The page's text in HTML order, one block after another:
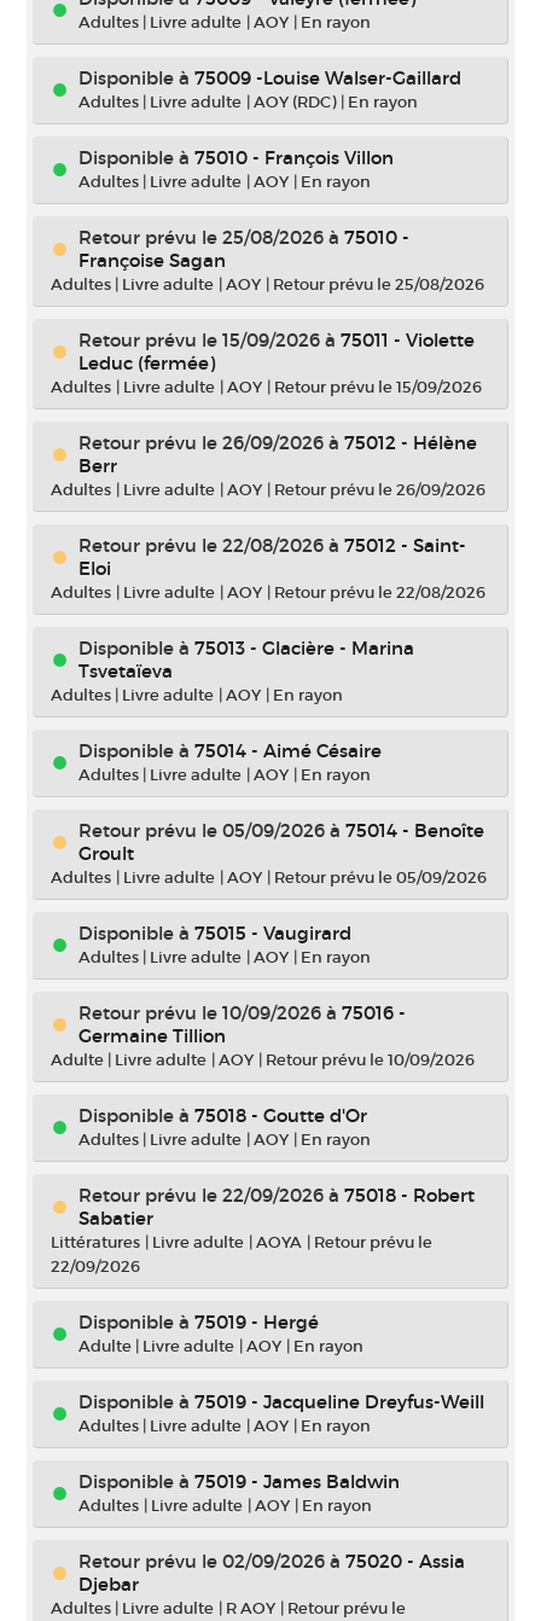
Adultes | Livre adulte |AOY | En rayon
Disponible à 75009 -Louise Walser-Gaillard
Adultes | Livre adulte |AOY (RDC) | En rayon
Disponible à 75010 - François Villon
Adultes | Livre adulte |AOY | En rayon
Retour prévu le 25/08/2026 à 75010 -
Françoise Sagan
Adultes | Livre adulte |AOY | Retour prévu le 25/08/2026
Retour prévu le 15/09/2026 à 75011 - Violette
Leduc (fermée)
Adultes | Livre adulte |AOY | Retour prévu le 15/09/2026
Retour prévu le 26/09/2026 à 75012 - Hélène
Berr
Adultes | Livre adulte |AOY | Retour prévu le 26/09/2026
Retour prévu le 22/08/2026 à 75012 - Saint-
Eloi
Adultes | Livre adulte |AOY | Retour prévu le 22/08/2026
Disponible à 75013 - Glacière - Marina
Tsvetaïeva
Adultes | Livre adulte |AOY | En rayon
Disponible à 75014 - Aimé Césaire
Adultes | Livre adulte |AOY | En rayon
Retour prévu le 05/09/2026 à 75014 - Benoîte
Groult
Adultes | Livre adulte |AOY | Retour prévu le 05/09/2026
Disponible à 75015 - Vaugirard
Adultes | Livre adulte |AOY | En rayon
Retour prévu le 10/09/2026 à 75016 -
Germaine Tillion
Adulte | Livre adulte |AOY | Retour prévu le 10/09/2026
Disponible à 75018 - Goutte d'Or
Adultes | Livre adulte |AOY | En rayon
Retour prévu le 22/09/2026 à 75018 - Robert
Sabatier
Littératures | Livre adulte |AOYA | Retour prévu le
22/09/2026
Disponible à 75019 - Hergé
Adulte | Livre adulte |AOY | En rayon
Disponible à 75019 - Jacqueline Dreyfus-Weill
Adultes | Livre adulte |AOY | En rayon
Disponible à 75019 - James Baldwin
Adultes | Livre adulte |AOY | En rayon
Retour prévu le 02/09/2026 à 75020 - Assia
Djebar
Adultes | Livre adulte | R AOY | Retour prévu le